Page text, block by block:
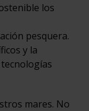
los
pesquera.
y la
mares. No